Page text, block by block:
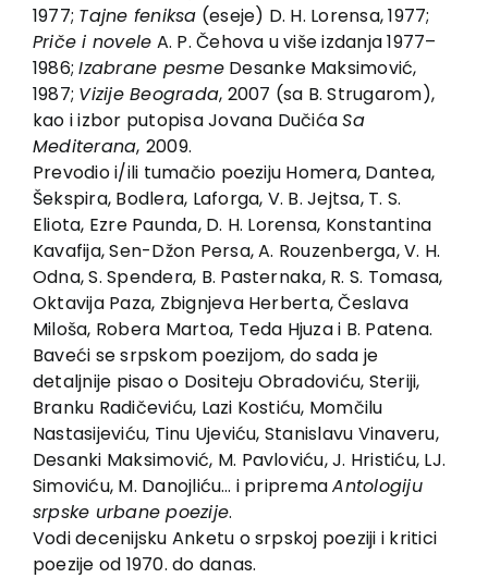
1977; Tajne feniksa (eseje) D. H. Lorensa, 1977;
Priče i novele A. P. Čehova u više izdanja 1977–
1986;Izabrane pesmeDesanke Maksimović,
1987; Vizije Beograda, 2007 (sa B. Strugarom),
kao i izbor putopisa Jovana DučićaSa
Mediterana, 2009.
Prevodio i/ili tumačio poeziju Homera, Dantea,
Šekspira, Bodlera, Laforga, V. B. Jejtsa, T. S.
Eliota, Ezre Paunda, D. H. Lorensa, Konstantina
Kavafija, Sen-Džon Persa, A. Rouzenberga, V. H.
Odna, S. Spendera, B. Pasternaka, R. S. Tomasa,
Oktavija Paza, Zbignjeva Herberta, Česlava
Miloša, Robera Martoa, Teda Hjuza i B. Patena.
Baveći se srpskom poezijom, do sada je
detaljnije pisao o Dositeju Obradoviću, Steriji,
Branku Radičeviću, Lazi Kostiću, Momčilu
Nastasijeviću, Tinu Ujeviću, Stanislavu Vinaveru,
Desanki Maksimović, M. Pavloviću, J. Hristiću, LJ.
Simoviću, M. Danojliću… i pripremaAntologiju
srpske urbane poezije.
Vodi decenijsku Anketu o srpskoj poeziji i kritici
poezije od 1970. do danas.